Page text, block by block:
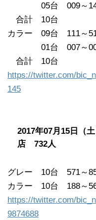
05台 009～142
合計 10台
カラー 09台 111～
01台 007～007
合計 10台
https://twitter.com/
145
2017年07月15日（
店 732人
グレー 10台 571～
カラー 10台 188～
https://twitter.com/
9874688